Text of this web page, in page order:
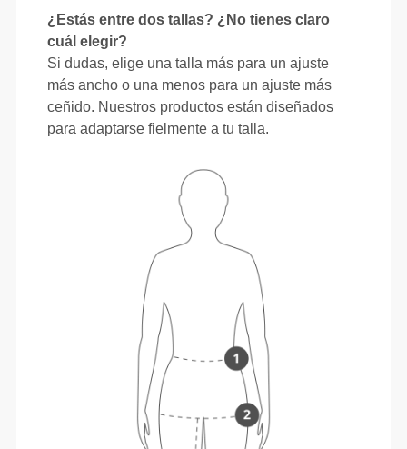
¿Estás entre dos tallas? ¿No tienes claro
cuál elegir?
Si dudas, elige una talla más para un ajuste
más ancho o una menos para un ajuste más
ceñido. Nuestros productos están diseñados
para adaptarse fielmente a tu talla.